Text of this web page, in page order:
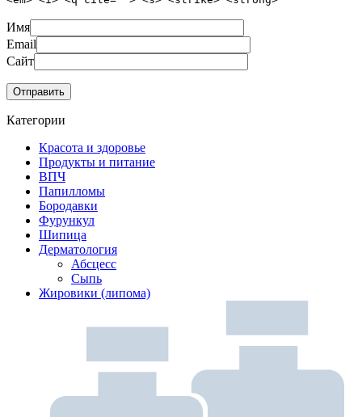
Имя
Email
Сайт
Категории
Красота и здоровье
Продукты и питание
ВПЧ
Папилломы
Бородавки
Фурункул
Шипица
Дерматология
Абсцесс
Сыпь
Жировики (липома)